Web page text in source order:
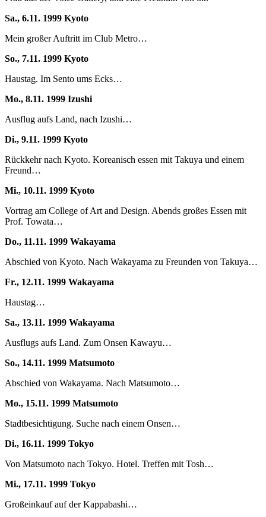
Sa., 6.11. 1999 Kyoto
Mein großer Auftritt im Club Metro…
So., 7.11. 1999 Kyoto
Haustag. Im Sento ums Ecks…
Mo., 8.11. 1999 Izushi
Ausflug aufs Land, nach Izushi…
Di., 9.11. 1999 Kyoto
Rückkehr nach Kyoto. Koreanisch essen mit Takuya und einem
Freund…
Mi., 10.11. 1999 Kyoto
Vortrag am College of Art and Design. Abends großes Essen mit
Prof. Towata…
Do., 11.11. 1999 Wakayama
Abschied von Kyoto. Nach Wakayama zu Freunden von Takuya…
Fr., 12.11. 1999 Wakayama
Haustag…
Sa., 13.11. 1999 Wakayama
Ausflugs aufs Land. Zum Onsen Kawayu…
So., 14.11. 1999 Matsumoto
Abschied von Wakayama. Nach Matsumoto…
Mo., 15.11. 1999 Matsumoto
Stadtbesichtigung. Suche nach einem Onsen…
Di., 16.11. 1999 Tokyo
Von Matsumoto nach Tokyo. Hotel. Treffen mit Tosh…
Mi., 17.11. 1999 Tokyo
Großeinkauf auf der Kappabashi…